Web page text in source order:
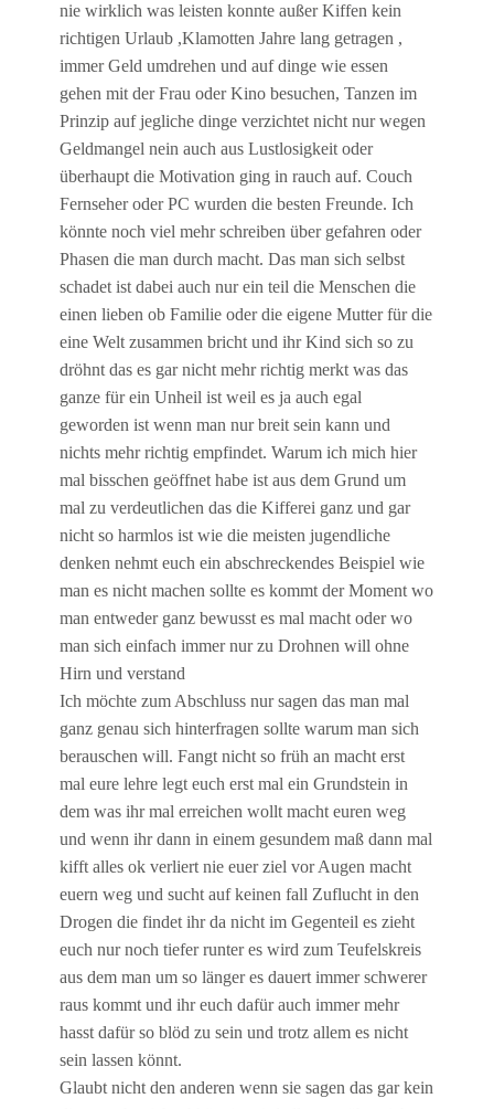
nie wirklich was leisten konnte außer Kiffen kein
richtigen Urlaub ,Klamotten Jahre lang getragen ,
immer Geld umdrehen und auf dinge wie essen
gehen mit der Frau oder Kino besuchen, Tanzen im
Prinzip auf jegliche dinge verzichtet nicht nur wegen
Geldmangel nein auch aus Lustlosigkeit oder
überhaupt die Motivation ging in rauch auf. Couch
Fernseher oder PC wurden die besten Freunde. Ich
könnte noch viel mehr schreiben über gefahren oder
Phasen die man durch macht. Das man sich selbst
schadet ist dabei auch nur ein teil die Menschen die
einen lieben ob Familie oder die eigene Mutter für die
eine Welt zusammen bricht und ihr Kind sich so zu
dröhnt das es gar nicht mehr richtig merkt was das
ganze für ein Unheil ist weil es ja auch egal
geworden ist wenn man nur breit sein kann und
nichts mehr richtig empfindet. Warum ich mich hier
mal bisschen geöffnet habe ist aus dem Grund um
mal zu verdeutlichen das die Kifferei ganz und gar
nicht so harmlos ist wie die meisten jugendliche
denken nehmt euch ein abschreckendes Beispiel wie
man es nicht machen sollte es kommt der Moment wo
man entweder ganz bewusst es mal macht oder wo
man sich einfach immer nur zu Drohnen will ohne
Hirn und verstand
Ich möchte zum Abschluss nur sagen das man mal
ganz genau sich hinterfragen sollte warum man sich
berauschen will. Fangt nicht so früh an macht erst
mal eure lehre legt euch erst mal ein Grundstein in
dem was ihr mal erreichen wollt macht euren weg
und wenn ihr dann in einem gesundem maß dann mal
kifft alles ok verliert nie euer ziel vor Augen macht
euern weg und sucht auf keinen fall Zuflucht in den
Drogen die findet ihr da nicht im Gegenteil es zieht
euch nur noch tiefer runter es wird zum Teufelskreis
aus dem man um so länger es dauert immer schwerer
raus kommt und ihr euch dafür auch immer mehr
hasst dafür so blöd zu sein und trotz allem es nicht
sein lassen könnt.
Glaubt nicht den anderen wenn sie sagen das gar kein